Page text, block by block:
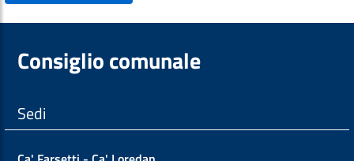
Consiglio comunale
Sedi